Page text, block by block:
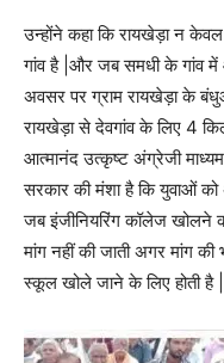
उन्होंने कहा कि रायखेड़ा न केवल
गांव है |और जब समधी के गांव
अवसर पर ग्राम रायखेड़ा के
रायखेड़ा से देवगांव के लिए 4
आत्मानंद उत्कृष्ट अंग्रेजी
सरकार की मंशा है कि युवाओं
जब इंजीनियरिंग कॉलेज खोलने
मांग नहीं की जाती अगर मांग
स्कूल खोले जाने के लिए होती है |